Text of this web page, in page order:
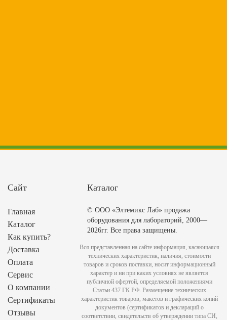
Сайт
Главная
Каталог
Как купить?
Доставка
Оплата
Сервис
О компании
Сертификаты
Отзывы
Каталог
© ООО «Элтемикс Лаб» продажа
оборудования для лабораторий, 2000—
2026гг. Все права защищены.
Вся представленная на сайте информация, касающаяся
технических характеристик, наличия, стоимости
товаров и сроков поставки, носит информационный
характер и ни при каких условиях не является
публичной офертой, определяемой положениями
Статьи 437 ГК РФ. Размещение технических
характеристик товаров, макетов и графических копий
документов (сертификатов и деклараций о
соответствии, свидетельств об утверждении типа СИ,